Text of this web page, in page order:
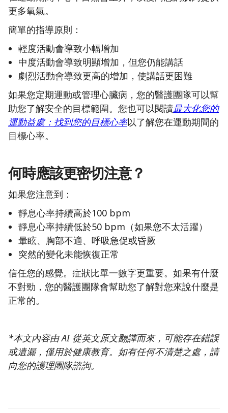
更多氧氣。
簡單的指導原則：
輕度活動會導致小幅增加
中度活動會導致明顯增加，但您仍能講話
劇烈活動會導致更高的增加，使講話更困難
如果您定期運動或管理心臟病，您的醫護團隊可以幫
助您了解安全的目標範圍。您也可以閱讀最大化您的
運動益處：找到您的目標心率以了解您在運動期間的
目標心率。
何時應該更密切注意？
如果您注意到：
靜息心率持續高於100 bpm
靜息心率持續低於50 bpm（如果您不太活躍）
暈眩、胸部不適、呼吸急促或昏厥
突然的變化未能恢復正常
信任您的感覺。症狀比單一數字更重要。如果有什麼
不對勁，您的醫護團隊會幫助您了解對您來說什麼是
正常的。
*本文內容由 AI 從英文原文翻譯而來，可能存在錯誤
或遺漏，僅用於健康教育。如有任何不清楚之處，請
向您的護理團隊諮詢。